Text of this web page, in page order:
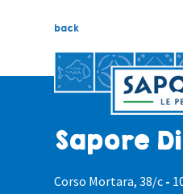
back
Sapore
Corso Mortara, 38/c -